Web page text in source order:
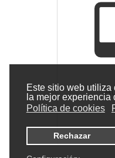
Este sitio web utiliza
la mejor experiencia
Política de cookies
Rechazar